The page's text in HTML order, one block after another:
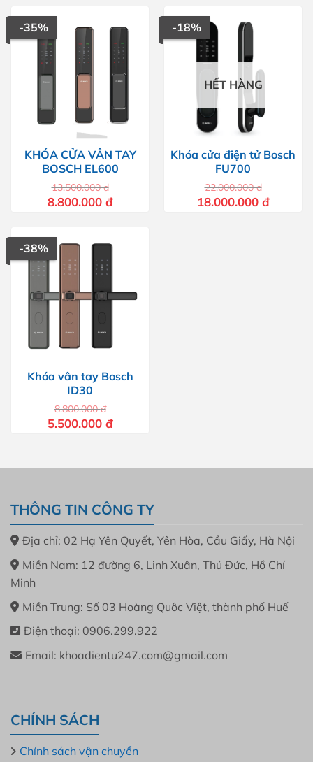
19.500.000 đ.
-35%
KHÓA CỬA VÂN TAY
BOSCH EL600
13.500.000đ
Giá
gốc
8.800.000 đGiá
hiện
-18%
HẾT HÀNG
Khóa cửa điện tử Bosch
FU700
22.000.000đ
Giá
gốc
18.000.000 đGiá
hiện
-38%
Khóa vân tay Bosch
ID30
8.800.000đ
Giá
gốc
5.500.000 đGiá
hiện
THÔNG TIN CÔNG TY
Địa chỉ: 02 Hạ Yên Quyết, Yên Hòa, Cầu Giấy, Hà Nội
Miền Nam: 12 đường 6, Linh Xuân, Thủ Đức, Hồ Chí
Minh
Miền Trung: Số 03 Hoàng Quôc Việt, thành phố Huế
Điện thoại: 0906.299.922
Email: khoadientu247.com@gmail.com
CHÍNH SÁCH
Chính sách vận chuyển